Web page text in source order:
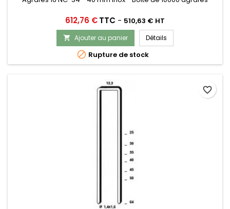
Prix
612,76 €TTC - 510,63 € HT
 Ajouter au panier Détails
 Rupture de stock
favorite_border